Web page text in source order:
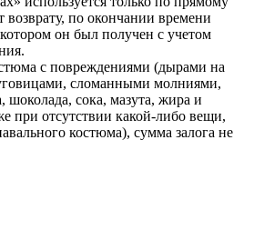
по окончании времени
он был получен с учетом
с повреждениями (дырами на
сломанными молниями,
шоколада, сока, мазута, жира и
при отсутствии какой-либо вещи,
костюма), сумма залога не